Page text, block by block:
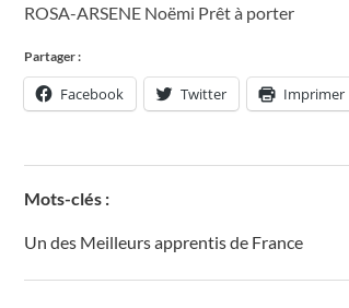
ROSA-ARSENE Noëmi Prêt à porter
Partager :
Facebook Twitter Imprimer
Mots-clés :
Un des Meilleurs apprentis de France